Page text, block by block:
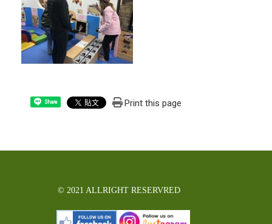
Share Print this page
© 2021 ALLRIGHT RESERVRED